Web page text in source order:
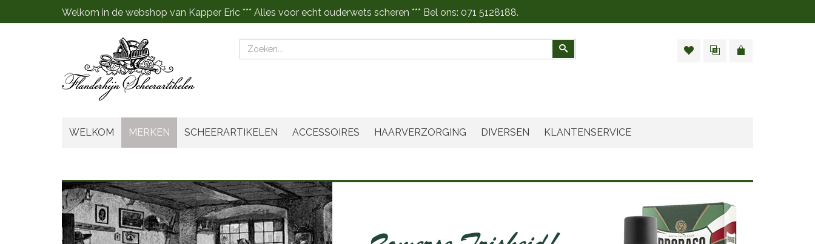
Welkom in de webshop van Kapper Eric *** Alles voor echt ouderwets scheren *** Bel ons: 071 5128188.
Zoeken
Zoeken
WELKOM MERKEN SCHEERARTIKELEN ACCESSOIRES HAARVERZORGING DIVERSEN KLANTENSERVICE